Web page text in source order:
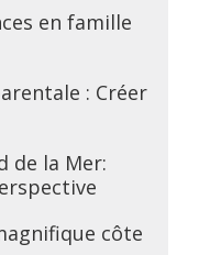
en famille
: Créer
de la Mer:
côte